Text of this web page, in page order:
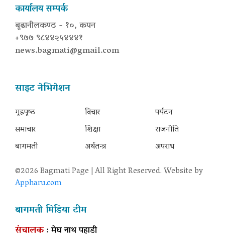
कार्यालय सम्पर्क
बूढानीलकण्ठ - १०, कपन
+९७७ ९८४४२५४४४१
news.bagmati@gmail.com
साइट नेभिगेशन
गृहपृष्‍ठ
समाचार
बागमती
विचार
शिक्षा
अर्थतन्त्र
पर्यटन
राजनीति
अपराध
©2026 Bagmati Page | All Right Reserved. Website by
Appharu.com
बागमती मिडिया टीम
संचालक: मेघ नाथ पहाडी